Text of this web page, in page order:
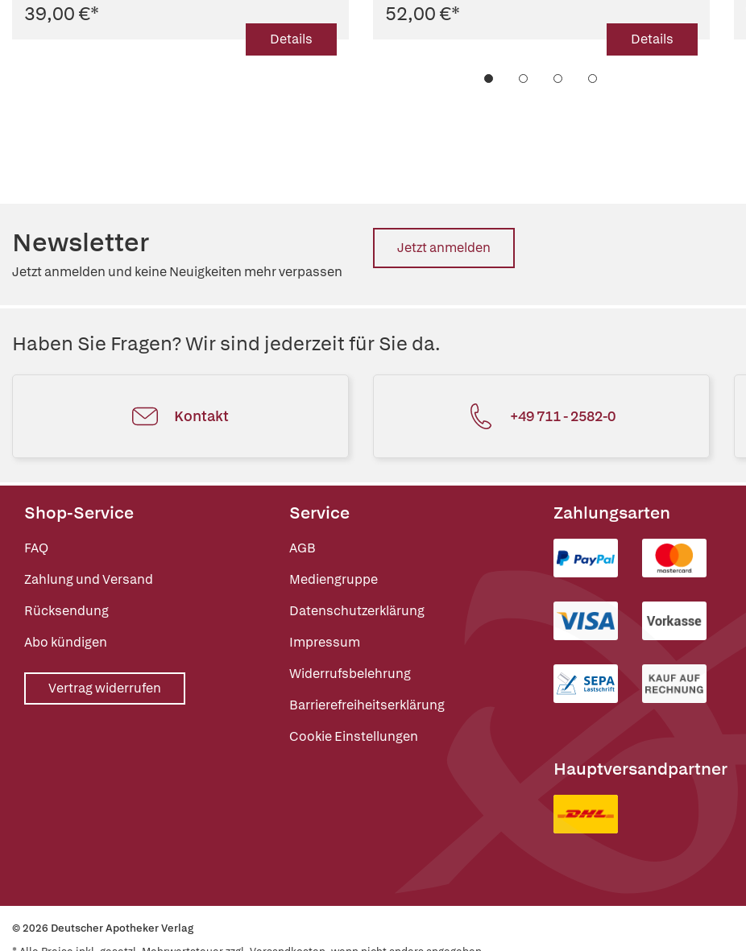
39,00 €*
Details
52,00 €*
Details
Newsletter
Jetzt anmelden und keine Neuigkeiten mehr verpassen
Jetzt anmelden
Haben Sie Fragen? Wir sind jederzeit für Sie da.
Kontakt +49 711 - 2582-0
Shop-Service
FAQ
Zahlung und Versand
Rücksendung
Abo kündigen
Vertrag widerrufen
Service
AGB
Mediengruppe
Datenschutzerklärung
Impressum
Widerrufsbelehrung
Barrierefreiheitserklärung
Cookie Einstellungen
Zahlungsarten
Hauptversandpartner
© 2026 Deutscher Apotheker Verlag